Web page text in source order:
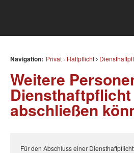
Navigation: Privat Haftpflicht
Weitere
Diensthaftpflicht
abschließen
Für den Abschluss einer